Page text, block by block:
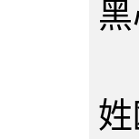
黑